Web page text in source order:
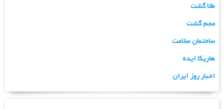
طلا گشت
عجم گشت
ساختمان سلامت
هاریکا ایده
اخبار روز ایران